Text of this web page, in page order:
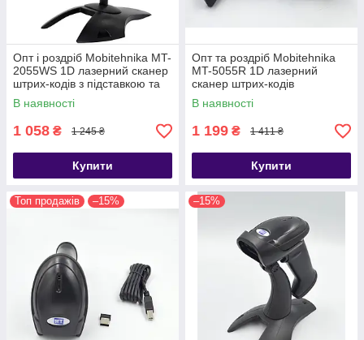
Опт і роздріб Mobitehnika MT-
2055WS 1D лазерний сканер
штрих-кодів з підставкою та
датчиком руху дротовий USB
(AW-2055A)
В наявності
1 058 ₴ 1 245 ₴
Купити
Опт та роздріб Mobitehnika
MT-5055R 1D лазерний
сканер штрих-кодів
бездротовий 2.4G, USB (MT-
5055R; AW-5055R)
В наявності
1 199 ₴ 1 411 ₴
Купити
Топ продажів –15% –15%